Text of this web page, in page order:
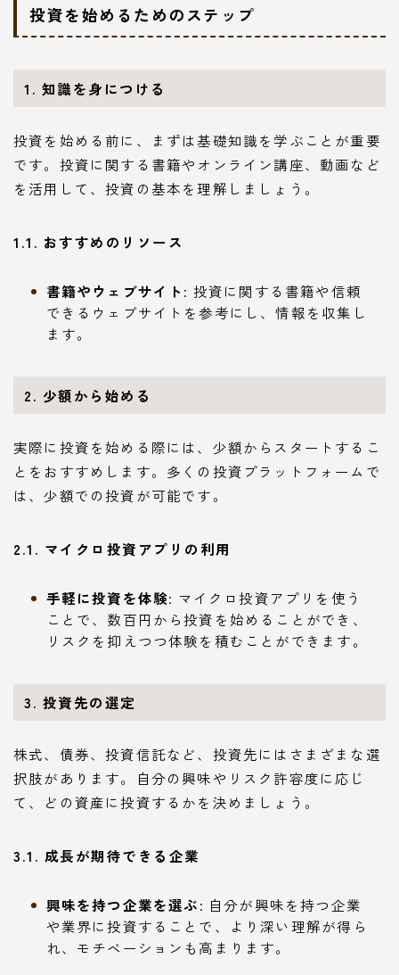
投資を始めるためのステップ
1. 知識を身につける
投資を始める前に、まずは基礎知識を学ぶことが重要
です。投資に関する書籍やオンライン講座、動画など
を活用して、投資の基本を理解しましょう。
1.1. おすすめのリソース
書籍やウェブサイト : 投資に関する書籍や信頼
できるウェブサイトを参考にし、情報を収集し
ます。
2. 少額から始める
実際に投資を始める際には、少額からスタートするこ
とをおすすめします。多くの投資プラットフォームで
は、少額での投資が可能です。
2.1. マイクロ投資アプリの利用
手軽に投資を体験: マイクロ投資アプリを使う
ことで、数百円から投資を始めることができ、
リスクを抑えつつ体験を積むことができます。
3. 投資先の選定
株式、債券、投資信託など、投資先にはさまざまな選
択肢があります。自分の興味やリスク許容度に応じ
て、どの資産に投資するかを決めましょう。
3.1. 成長が期待できる企業
興味を持つ企業を選ぶ: 自分が興味を持つ企業
や業界に投資することで、より深い理解が得ら
れ、モチベーションも高まります。